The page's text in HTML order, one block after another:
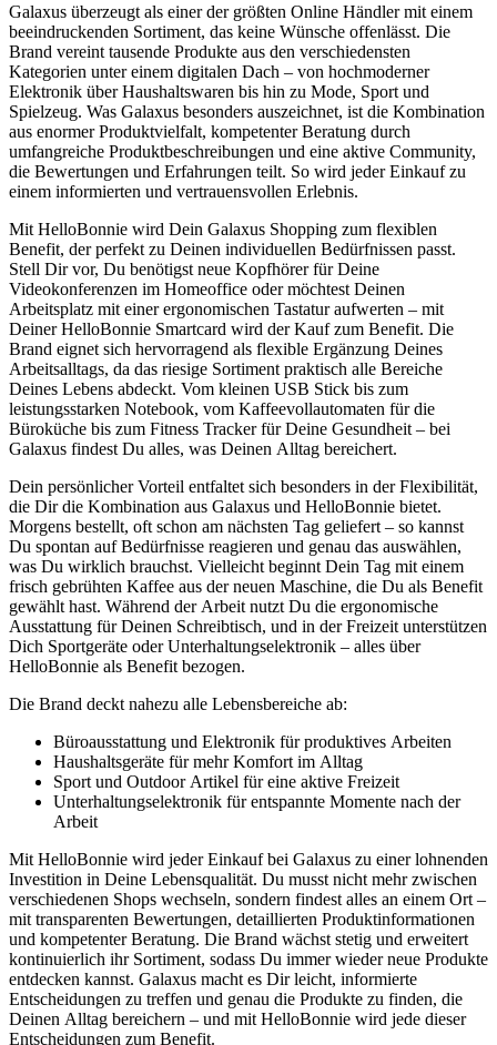
Galaxus überzeugt als einer der größten Online Händler mit einem
beeindruckenden Sortiment, das keine Wünsche offenlässt. Die
Brand vereint tausende Produkte aus den verschiedensten
Kategorien unter einem digitalen Dach – von hochmoderner
Elektronik über Haushaltswaren bis hin zu Mode, Sport und
Spielzeug. Was Galaxus besonders auszeichnet, ist die Kombination
aus enormer Produktvielfalt, kompetenter Beratung durch
umfangreiche Produktbeschreibungen und eine aktive Community,
die Bewertungen und Erfahrungen teilt. So wird jeder Einkauf zu
einem informierten und vertrauensvollen Erlebnis.
Mit HelloBonnie wird Dein Galaxus Shopping zum flexiblen
Benefit, der perfekt zu Deinen individuellen Bedürfnissen passt.
Stell Dir vor, Du benötigst neue Kopfhörer für Deine
Videokonferenzen im Homeoffice oder möchtest Deinen
Arbeitsplatz mit einer ergonomischen Tastatur aufwerten – mit
Deiner HelloBonnie Smartcard wird der Kauf zum Benefit. Die
Brand eignet sich hervorragend als flexible Ergänzung Deines
Arbeitsalltags, da das riesige Sortiment praktisch alle Bereiche
Deines Lebens abdeckt. Vom kleinen USB Stick bis zum
leistungsstarken Notebook, vom Kaffeevollautomaten für die
Büroküche bis zum Fitness Tracker für Deine Gesundheit – bei
Galaxus findest Du alles, was Deinen Alltag bereichert.
Dein persönlicher Vorteil entfaltet sich besonders in der Flexibilität,
die Dir die Kombination aus Galaxus und HelloBonnie bietet.
Morgens bestellt, oft schon am nächsten Tag geliefert – so kannst
Du spontan auf Bedürfnisse reagieren und genau das auswählen,
was Du wirklich brauchst. Vielleicht beginnt Dein Tag mit einem
frisch gebrühten Kaffee aus der neuen Maschine, die Du als Benefit
gewählt hast. Während der Arbeit nutzt Du die ergonomische
Ausstattung für Deinen Schreibtisch, und in der Freizeit unterstützen
Dich Sportgeräte oder Unterhaltungselektronik – alles über
HelloBonnie als Benefit bezogen.
Die Brand deckt nahezu alle Lebensbereiche ab:
Büroausstattung und Elektronik für produktives Arbeiten
Haushaltsgeräte für mehr Komfort im Alltag
Sport und Outdoor Artikel für eine aktive Freizeit
Unterhaltungselektronik für entspannte Momente nach der
Arbeit
Mit HelloBonnie wird jeder Einkauf bei Galaxus zu einer lohnenden
Investition in Deine Lebensqualität. Du musst nicht mehr zwischen
verschiedenen Shops wechseln, sondern findest alles an einem Ort –
mit transparenten Bewertungen, detaillierten Produktinformationen
und kompetenter Beratung. Die Brand wächst stetig und erweitert
kontinuierlich ihr Sortiment, sodass Du immer wieder neue Produkte
entdecken kannst. Galaxus macht es Dir leicht, informierte
Entscheidungen zu treffen und genau die Produkte zu finden, die
Deinen Alltag bereichern – und mit HelloBonnie wird jede dieser
Entscheidungen zum Benefit.